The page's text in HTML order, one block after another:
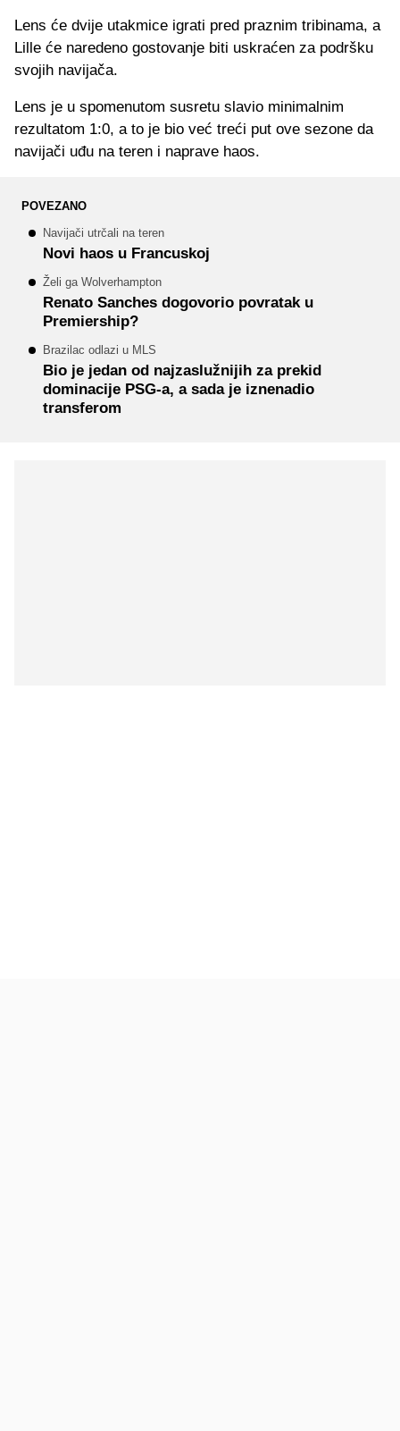
Lens će dvije utakmice igrati pred praznim tribinama, a
Lille će naredeno gostovanje biti uskraćen za podršku
svojih navijača.
Lens je u spomenutom susretu slavio minimalnim
rezultatom 1:0, a to je bio već treći put ove sezone da
navijači uđu na teren i naprave haos.
POVEZANO
Navijači utrčali na teren
Novi haos u Francuskoj
Želi ga Wolverhampton
Renato Sanches dogovorio povratak u
Premiership?
Brazilac odlazi u MLS
Bio je jedan od najzaslužnijih za prekid
dominacije PSG-a, a sada je iznenadio
transferom